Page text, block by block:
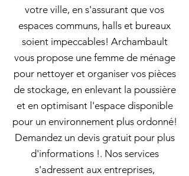
votre ville, en s'assurant que vos
espaces communs, halls et bureaux
soient impeccables! Archambault
vous propose une femme de ménage
pour nettoyer et organiser vos pièces
de stockage, en enlevant la poussière
et en optimisant l'espace disponible
pour un environnement plus ordonné!
Demandez un devis gratuit pour plus
d'informations !. Nos services
s'adressent aux entreprises,